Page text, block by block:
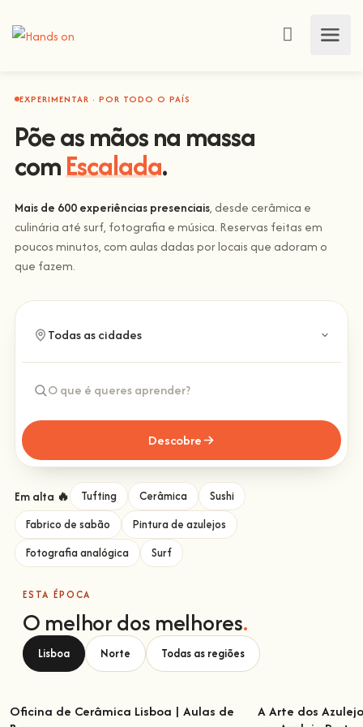
EXPERIMENTAR · POR TODO O PAÍS
Põe as mãos na massa
comEscalada.
Mais de 600 experiências presenciais, desde cerâmica e
culinária até surf, fotografia e música. Reservas feitas em
poucos minutos, com aulas dadas por locais que adoram o
que fazem.
Descobre
Em alta 🔥 Tufting Cerâmica
Sushi
Fabrico de sabão
Pintura de azulejos
Fotografia analógica
Surf
ESTA ÉPOCA
O melhor dos melhores.
Lisboa Norte Todas as regiões
Oficina de Cerâmica Lisboa | Aulas de
A Arte dos